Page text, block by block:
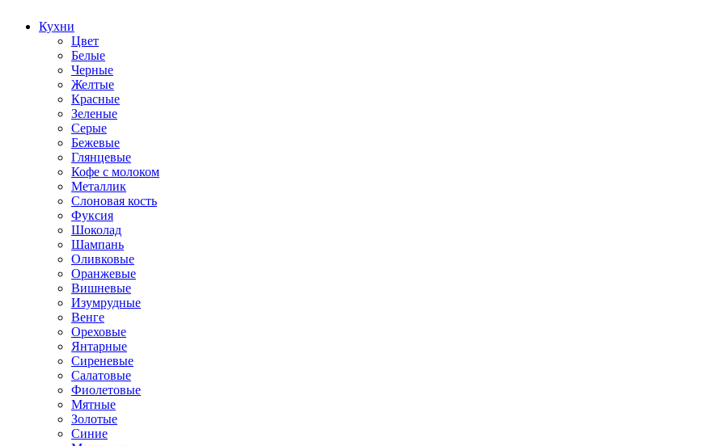
Кухни
Цвет
Белые
Черные
Желтые
Красные
Зеленые
Серые
Бежевые
Глянцевые
Кофе с молоком
Металлик
Слоновая кость
Фуксия
Шоколад
Шампань
Оливковые
Оранжевые
Вишневые
Изумрудные
Венге
Ореховые
Янтарные
Сиреневые
Салатовые
Фиолетовые
Мятные
Золотые
Синие